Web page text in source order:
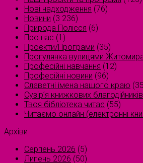
Нові надходження (76)
Новини (3 236)
Природа Полісся (6)
Про нас (1)
Проєкти/Програми (35)
Прогулянка вулицями
Професійні навчання (12)
Професійні новини (96)
Славетні імена нашого краю
Сузірʼя книжкових благодійників
Твоя бібліотека читає (55)
Читаємо онлайн (електронні
Архіви
Серпень 2026 (5)
Липень 2026 (50)